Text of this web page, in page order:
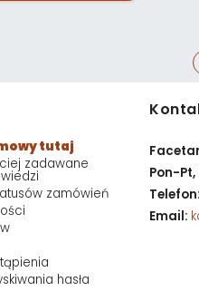
tutaj
zadawane
zamówień
hasła
Pon-Pt,
Telefon:
Email: